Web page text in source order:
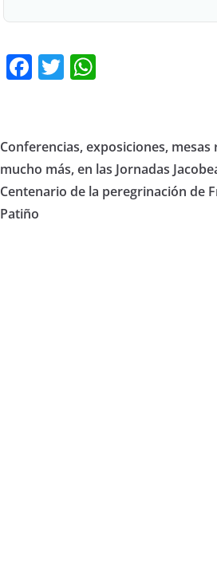
F
e
b
o
o
T
er s
A
p
Conferencias, exposiciones, mesas
mucho más, en las Jornadas
Centenario de la peregrinación de
Patiño